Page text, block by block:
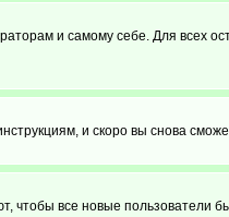
и самому себе. Для всех
и скоро вы снова
чтобы все новые пользователи